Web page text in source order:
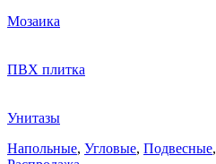
Мозаика
ПВХ плитка
Унитазы
Напольные, Угловые, Подвесные,